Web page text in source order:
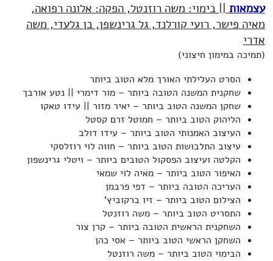
עצמאות || בימוי: משה רוזנטל, הפקה: אלונה רפואה,
מאיה פישר, רועי קורלנד, גל גרינשפן, בן גלעדי, משה
אדרי
(תמיכה במימון חיצוני)
הסרט העלילתי האורך מלא הטוב ביותר
שחקנית המשנה הטובה ביותר – מור דימרי || נטע אורבך
שחקן המשנה הטוב ביותר – יאיר מזור || עידו טאקו
הליהוק הטוב ביותר – חמוטל זרם קסטל
העיצוב האמנותי הטוב ביותר – עידו דולב
עיצוב התלבושות הטוב ביותר – חווה לוי רוזלסקי
הקלטה ועיצוב הפסקול הטובים ביותר – ויטלי גרינשפון
האיפור הטוב ביותר – מאיה לוי שמאי
העריכה הטובה ביותר – דפי פרבמן
הצילום הטוב ביותר – זיו ברקוביץ'
התסריט הטוב ביותר – משה רוזנטל
השחקנית הראשית הטובה ביותר – קרן צור
השחקן הראשי הטוב ביותר – אסי כהן
הבימוי הטוב ביותר – משה רוזנטל